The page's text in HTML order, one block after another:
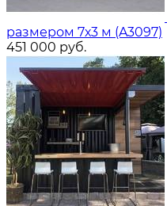
размером 7х3 м (A3097)
451 000 руб.